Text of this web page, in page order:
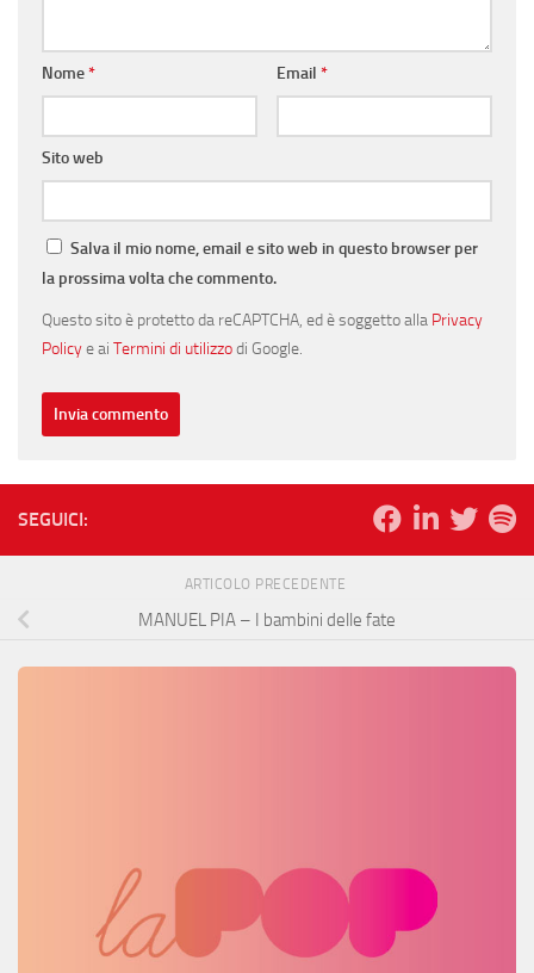
Nome* Email *
Sito web
Salva il mio nome, email e sito web in questo browser per
la prossima volta che commento.
Questo sito è protetto da reCAPTCHA, ed è soggetto alla Privacy
Policye ai Termini di utilizzodi Google.
SEGUICI:
ARTICOLO PRECEDENTE
MANUEL PIA – I bambini delle fate